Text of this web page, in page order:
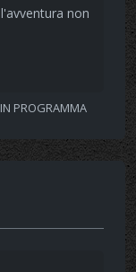
non
PROGRAMMA